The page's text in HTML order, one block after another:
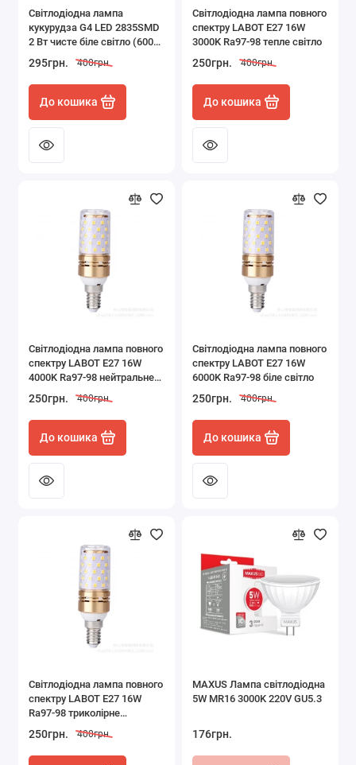
Світлодіодна лампа
кукурудза G4 LED 2835SMD
2 Вт чисте біле світло (6000-
295грн. 400грн.
До кошика
Світлодіодна лампа повного
спектру LABOT E27 16W
3000K Ra97-98 тепле світло
250грн. 400грн.
До кошика
Світлодіодна лампа повного
спектру LABOT E27 16W
4000K Ra97-98 нейтральне
250грн. 400грн.
До кошика
Світлодіодна лампа повного
спектру LABOT E27 16W
6000K Ra97-98 біле світло
250грн. 400грн.
До кошика
Світлодіодна лампа повного
спектру LABOT E27 16W
Ra97-98 триколірне
250грн. 400грн.
MAXUS Лампа світлодіодна
5W MR16 3000K 220V GU5.3
176грн.